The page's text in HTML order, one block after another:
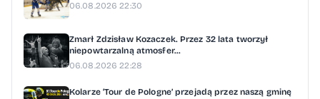
06.08.2026 22:30
Zmarł Zdzisław Kozaczek. Przez 32 lata tworzył
niepowtarzalną atmosfer...
06.08.2026 22:28
Kolarze ‘Tour de Pologne’ przejadą przez naszą gminę